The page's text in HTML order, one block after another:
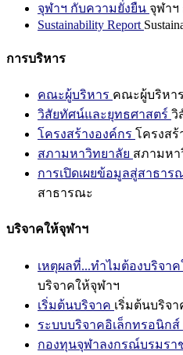
จุฬาฯ กับความยั่งยืน จุฬาฯ
Sustainability Report
การบริหาร
คณะผู้บริหาร คณะผู้บริหาร
วิสัยทัศน์และยุทธศาสตร์ วิ
โครงสร้างองค์กร โครงสร้
สภามหาวิทยาลัย สภามหา
การเปิดเผยข้อมูลสู่สาธาร
สาธารณะ
บริจาคให้จุฬาฯ
เหตุผลที่...ทำไมต้องบริจา
บริจาคให้จุฬาฯ
เริ่มต้นบริจาค เริ่มต้นบริจา
ระบบบริจาคอิเล็กทรอนิกส์
กองทุนจุฬาลงกรณ์บรมรา